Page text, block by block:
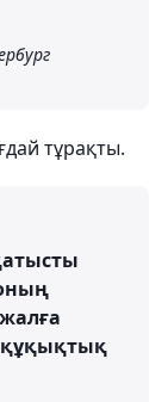
тұрақты.
құқықтық